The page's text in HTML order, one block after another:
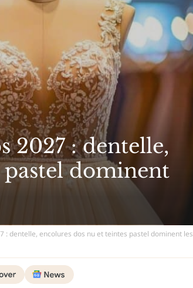
2027 : dentelle,
pastel dominent
: dentelle, encolures dos nu et teintes pastel dominent